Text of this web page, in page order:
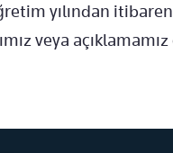
yılından
veya